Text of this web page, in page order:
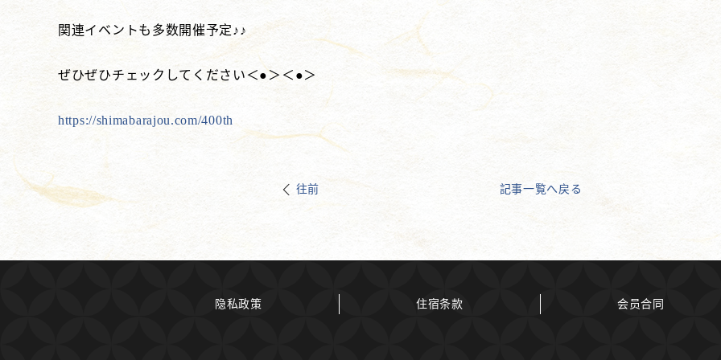
関連イベントも多数開催予定♪♪
ぜひぜひチェックしてください＜●＞＜●＞
https://shimabarajou.com/400th
往前 記事一覧へ戻る
隐私政策 住宿条款 会员合同